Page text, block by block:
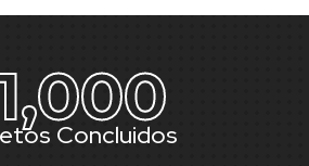
Concluidos